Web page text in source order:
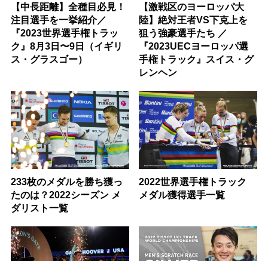
【中長距離】全種目必見！
注目選手を一挙紹介／
『2023世界選手権トラッ
ク』8月3日〜9日（イギリ
ス・グラスゴー）
【激戦区のヨーロッパ大
陸】絶対王者VS下克上を
狙う強豪選手たち ／
『2023UECヨーロッパ選
手権トラック』スイス・グ
レンヘン
233枚のメダルを勝ち獲っ
たのは？2022シーズン メ
ダリスト一覧
2022世界選手権トラック
メダル獲得選手一覧